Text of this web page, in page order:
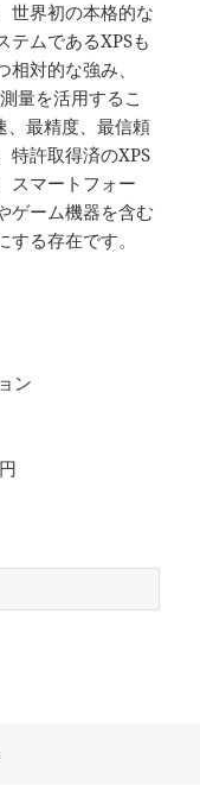
世界初の本格的な
テムであるXPSも
対的な強み、
量を活用するこ
、最精度、最信頼
特許取得済のXPS
スマートフォー
ゲーム機器を含む
る存在です。
ン